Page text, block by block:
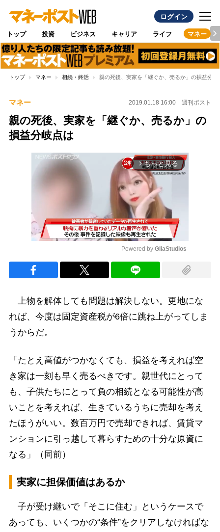
ログイン
トップ 投資 ビジネス キャリア ライフ マネー
トップ マネー 相続・終活 親の死後、実家を「継ぐか、売るか」の損益分岐
マネー 2019.01.18 16:00 週刊ポスト
親の死後、実家を「継ぐか、売るか」の
損益分岐点は
arrow_forward_ios もっと見る
Powered by GliaStudios
上物を解体しても問題は解決しない。更地にな
れば、今度は固定資産税が6倍に跳ね上がってしま
うからだ。
「たとえ高値がつかなくても、損益を考えれば空
き家は一刻も早く売るべきです。親世代にとって
も、子供たちにとって負の相続となる可能性が高
いことを考えれば、生きているうちに売却を考え
たほうがいい。数百万円で売却できれば、賃貸マ
ンションに引っ越して暮らすための十分な原資に
なる」（同前）
実家に担保価値はあるか
子が受け継いで「そこに住む」というケースで
あっても、いくつかの“条件”をクリアしなければな